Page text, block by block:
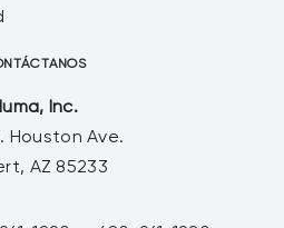
Inc.
Houston Ave.
AZ 85233